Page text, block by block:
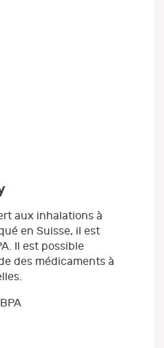
aux inhalations à
en Suisse, il est
Il est possible
des médicaments à